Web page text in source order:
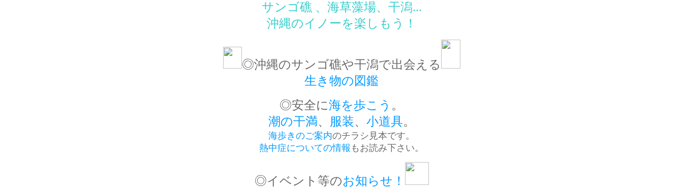
サンゴ礁 、海草藻場、干潟...
沖縄のイノーを楽しもう！
◎沖縄のサンゴ礁や干潟で出会える
生き物の図鑑
◎安全に海を歩こう 。
潮の干満、 服装、 小道具。
海歩きのご案内のチラシ見本です。
熱中症についての情報 もお読み下さい。
◎イベント等のお知らせ！